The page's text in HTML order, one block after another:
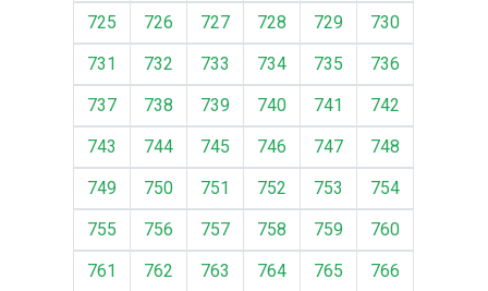
725 726 727 728 729
730
731
732 733 734 735
736
737
738 739 740 741
742
743
744 745 746 747
748
749
750 751 752 753
754
755
756 757 758 759
760
761
762 763 764 765
766